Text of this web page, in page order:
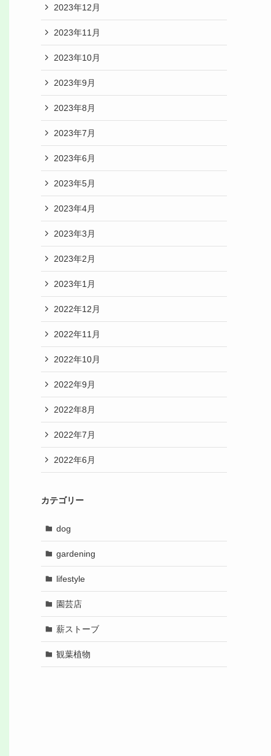
2023年12月
2023年11月
2023年10月
2023年9月
2023年8月
2023年7月
2023年6月
2023年5月
2023年4月
2023年3月
2023年2月
2023年1月
2022年12月
2022年11月
2022年10月
2022年9月
2022年8月
2022年7月
2022年6月
カテゴリー
dog
gardening
lifestyle
園芸店
薪ストーブ
観葉植物